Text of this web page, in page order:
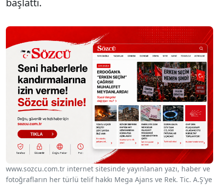
www.sozcu.com.tr internet sitesinde yayınlanan yazı, haber ve
fotoğrafların her türlü telif hakkı Mega Ajans ve Rek. Tic. A.Ş'ye